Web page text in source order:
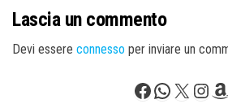
Lascia un commento
Devi essere connesso per inviare un
Facebook
X